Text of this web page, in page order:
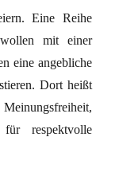
Eine Reihe
mit einer
eine angebliche
Dort heißt
respektvolle